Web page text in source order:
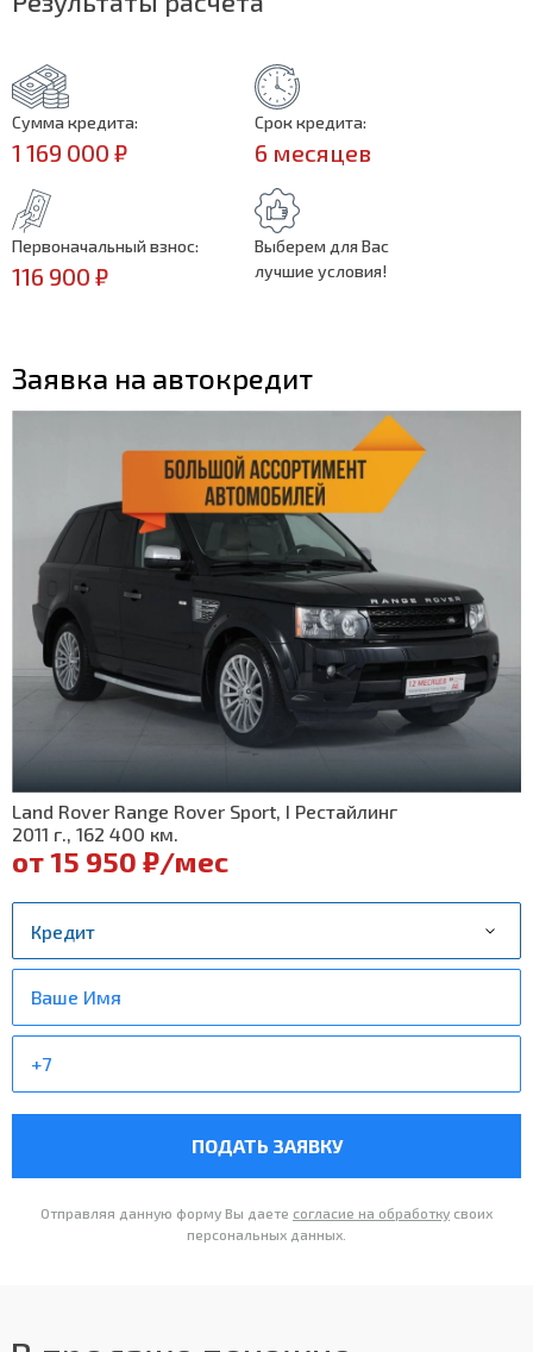
Сумма кредита:
1 169 000 ₽
Срок кредита:
6 месяцев
Первоначальный взнос:
116 900 ₽
Выберем для Вас
лучшие условия!
Заявка на автокредит
Land Rover Range Rover Sport, I Рестайлинг
2011 г., 162 400 км.
от 15 950 ₽/мес
ПОДАТЬ ЗАЯВКУ
Отправляя данную форму Вы даете согласие на обработку своих
персональных данных.